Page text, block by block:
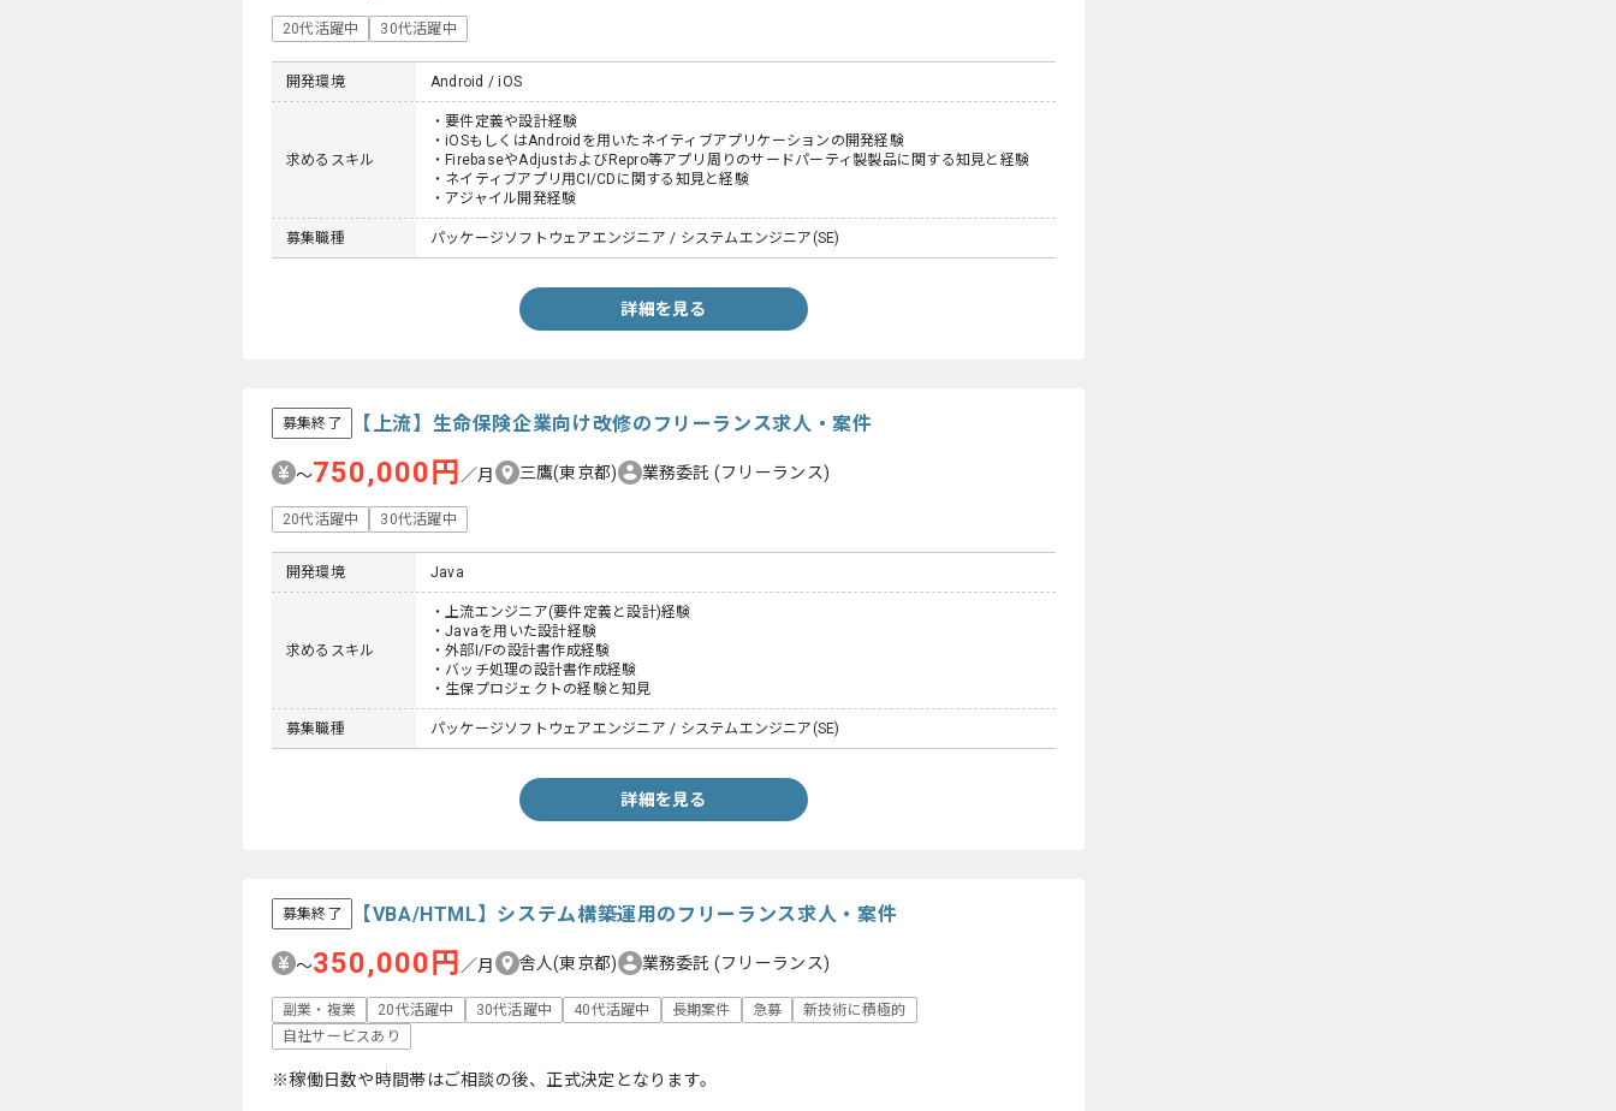
20代活躍中 30代活躍中
開発環境 Android / iOS
求めるスキル
・要件定義や設計経験
・iOSもしくはAndroidを用いたネイティブアプリケーションの開発経験
・FirebaseやAdjustおよびRepro等アプリ周りのサードパーティ製製品に関する知見と経験
・ネイティブアプリ用CI/CDに関する知見と経験
・アジャイル開発経験
募集職種 パッケージソフトウェアエンジニア / システムエンジニア(SE)
詳細を見る
募集終了 【上流】生命保険企業向け改修のフリーランス求人・案件
〜750,000円 ／月 三鷹(東京都) 業務委託 (フリーランス)
20代活躍中 30代活躍中
開発環境 Java
求めるスキル
・上流エンジニア(要件定義と設計)経験
・Javaを用いた設計経験
・外部I/Fの設計書作成経験
・バッチ処理の設計書作成経験
・生保プロジェクトの経験と知見
募集職種 パッケージソフトウェアエンジニア / システムエンジニア(SE)
詳細を見る
募集終了 【VBA/HTML】システム構築運用のフリーランス求人・案件
〜350,000円 ／月 舎人(東京都) 業務委託 (フリーランス)
副業・複業 20代活躍中 30代活躍中 40代活躍中 長期案件 急募
新技術に積極的
自社サービスあり
※稼働日数や時間帯はご相談の後、正式決定となります。